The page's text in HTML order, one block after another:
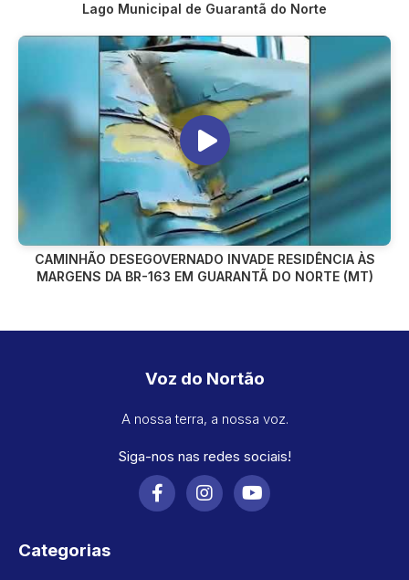
Lago Municipal de Guarantã do Norte
CAMINHÃO DESEGOVERNADO INVADE RESIDÊNCIA ÀS
MARGENS DA BR-163 EM GUARANTÃ DO NORTE (MT)
Voz do Nortão
A nossa terra, a nossa voz.
Siga-nos nas redes sociais!
Categorias